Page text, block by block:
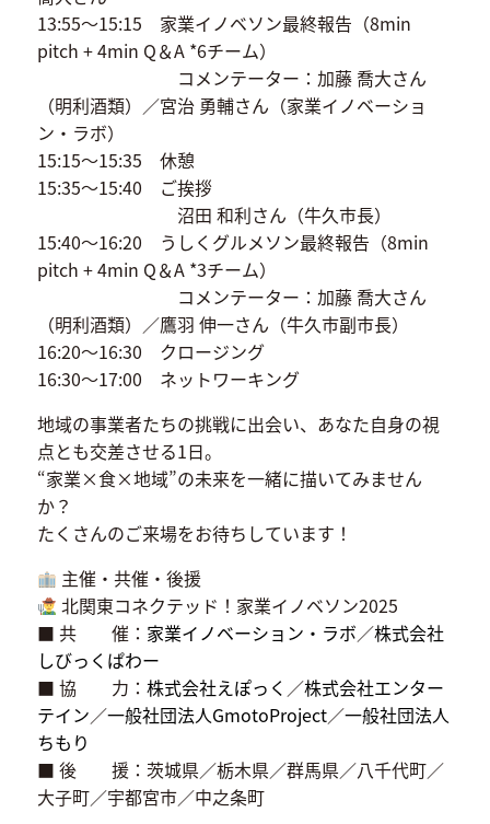
13:55〜15:15 家業イノベソン最終報告（8min
pitch + 4min Q＆A *6チーム）
コメンテーター：加藤 喬大さん
（明利酒類）／宮治 勇輔さん（家業イノベーショ
ン・ラボ）
15:15〜15:35 休憩
15:35〜15:40 ご挨拶
沼田 和利さん（牛久市長）
15:40〜16:20 うしくグルメソン最終報告（8min
pitch + 4min Q＆A *3チーム）
コメンテーター：加藤 喬大さん
（明利酒類）／鷹羽 伸一さん（牛久市副市長）
16:20〜16:30 クロージング
16:30〜17:00 ネットワーキング
地域の事業者たちの挑戦に出会い、あなた自身の視
点とも交差させる1日。
“家業×食×地域”の未来を一緒に描いてみません
か？
たくさんのご来場をお待ちしています！
主催・共催・後援
北関東コネクテッド！家業イノベソン2025
■ 共 催： 家業イノベーション・ラボ／株式会社
しびっくぱわー
■ 協 力： 株式会社えぽっく ／株式会社エンター
テイン／一般社団法人GmotoProject／一般社団法人
ちもり
■ 後 援：茨城県／栃木県／群馬県／八千代町／
大子町／宇都宮市／中之条町